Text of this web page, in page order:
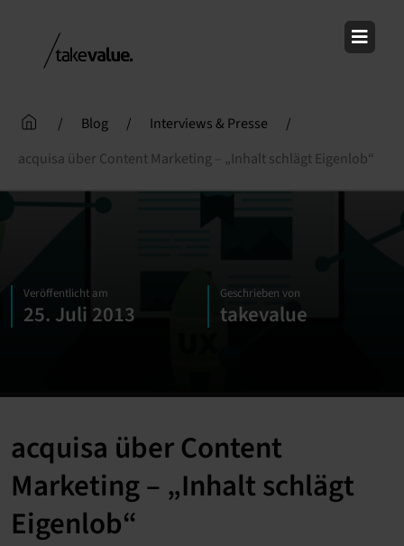
content
/ Blog / Interviews & Presse
/
acquisa über Content Marketing – „Inhalt schlägt Eigenlob“
Veröffentlicht am
25. Juli 2013
Geschrieben von
takevalue
acquisa über Content
Marketing – „Inhalt schlägt
Eigenlob“